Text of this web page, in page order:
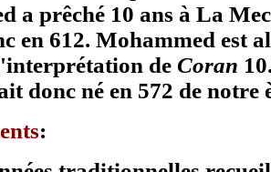
a prêché 10 ans à La
en 612. Mohammed est
de Coran
donc né en 572 de notre
: